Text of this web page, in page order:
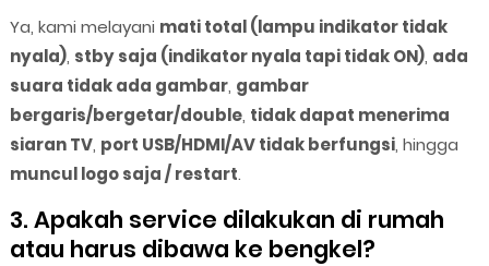
Ya, kami melayani mati total (lampu indikator tidak
nyala), stby saja (indikator nyala tapi tidak ON), ada
suara tidak ada gambar, gambar
bergaris/bergetar/double, tidak dapat menerima
siaran TV, port USB/HDMI/AV tidak berfungsi, hingga
muncul logo saja / restart.
3. Apakah service dilakukan di rumah
atau harus dibawa ke bengkel?